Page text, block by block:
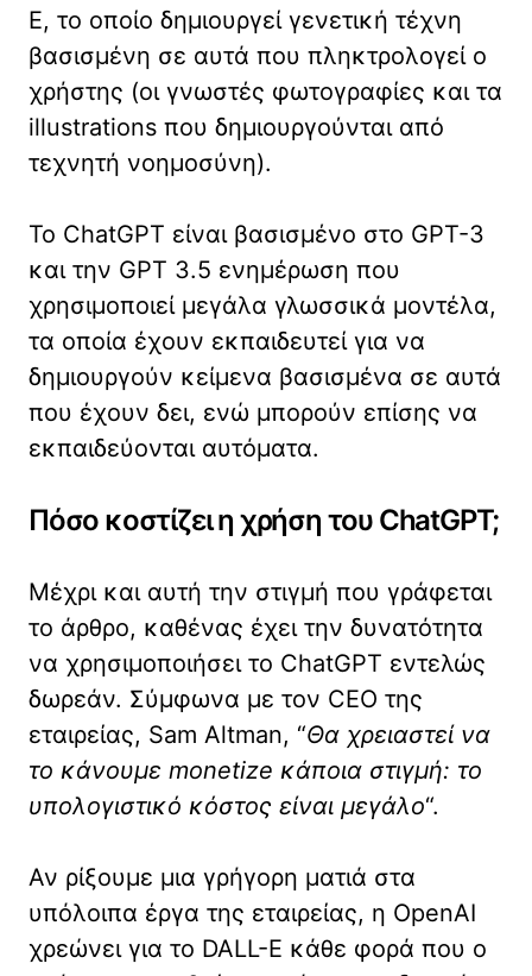
E, το οποίο δημιουργεί γενετική τέχνη
βασισμένη σε αυτά που πληκτρολογεί ο
χρήστης (οι γνωστές φωτογραφίες και τα
illustrations που δημιουργούνται από
τεχνητή νοημοσύνη).
Το ChatGPT είναι βασισμένο στο GPT-3
και την GPT 3.5 ενημέρωση που
χρησιμοποιεί μεγάλα γλωσσικά μοντέλα,
τα οποία έχουν εκπαιδευτεί για να
δημιουργούν κείμενα βασισμένα σε αυτά
που έχουν δει, ενώ μπορούν επίσης να
εκπαιδεύονται αυτόματα.
Πόσο κοστίζει η χρήση του ChatGPT;
Μέχρι και αυτή την στιγμή που γράφεται
το άρθρο, καθένας έχει την δυνατότητα
να χρησιμοποιήσει το ChatGPT εντελώς
δωρεάν. Σύμφωνα με τον CEO της
εταιρείας, Sam Altman, “Θα χρειαστεί να
το κάνουμε monetize κάποια στιγμή: το
υπολογιστικό κόστος είναι μεγάλο“.
Αν ρίξουμε μια γρήγορη ματιά στα
υπόλοιπα έργα της εταιρείας, η OpenAI
χρεώνει για το DALL-E κάθε φορά που ο